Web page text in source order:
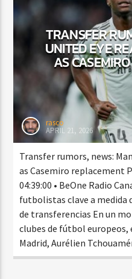
CURRENT SHOW
DJ
12:00 AM 2:00 AM
Beone Radio
TRANSFER
UNITED EYE
AS
rasco
APRIL 21, 2026
Transfer rumors, news:
as Casemiro replacement
04:39:00 • BeOne Radio
futbolistas clave a medida
de transferencias En un
clubes de fútbol
Madrid, Aurélien